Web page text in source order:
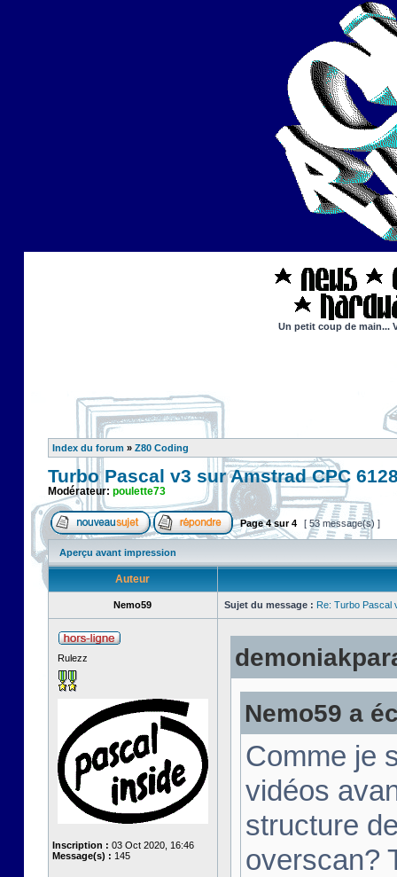
Un petit coup de main...
Index du forum » Z80 Coding
Turbo Pascal v3 sur Amstrad CPC
Modérateur: poulette73
Page4sur4 [ 53 message(s) ]
Aperçu avant impression
Auteur
Nemo59 Sujet du message : Re: Turbo Pascal
Rulezz
Inscription : 03 Oct 2020, 16:46
Message(s) : 145
Nemo59 a
Comme je
vidéos
structure
overscan?